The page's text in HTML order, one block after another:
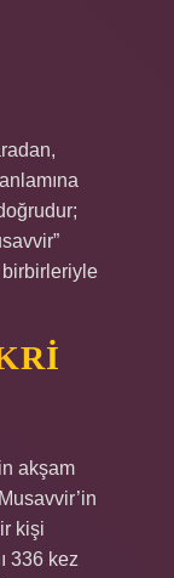
akşam
kişi
336 kez